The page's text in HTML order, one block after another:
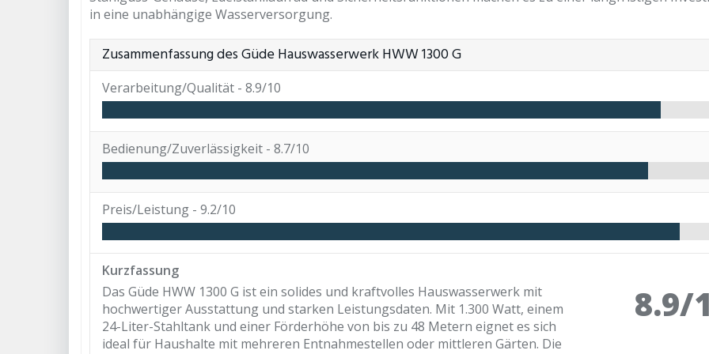
in eine unabhängige Wasserversorgung.
Zusammenfassung des Güde Hauswasserwerk HWW 1300 G
Verarbeitung/Qualität - 8.9/10
Bedienung/Zuverlässigkeit - 8.7/10
Preis/Leistung - 9.2/10
Kurzfassung
Das Güde HWW 1300 G ist ein solides und kraftvolles Hauswasserwerk mit
hochwertiger Ausstattung und starken Leistungsdaten. Mit 1.300 Watt, einem
24-Liter-Stahltank und einer Förderhöhe von bis zu 48 Metern eignet es sich
ideal für Haushalte mit mehreren Entnahmestellen oder mittleren Gärten. Die
8.9/